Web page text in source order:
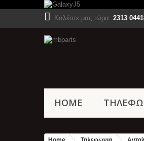
Καλέστε μας τώρα: 2313
HOME